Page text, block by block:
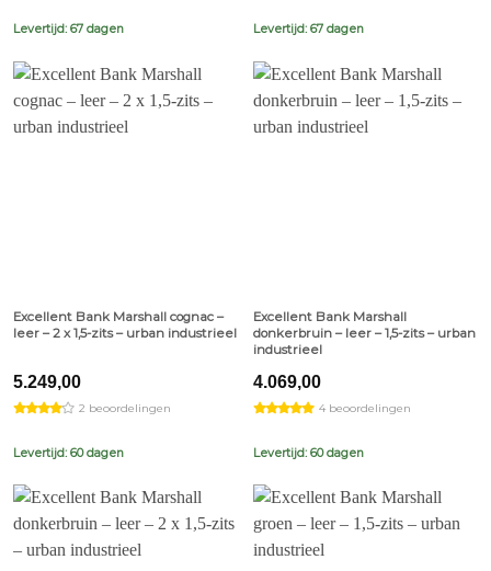
Levertijd: 67 dagen Levertijd: 67 dagen
Excellent Bank Marshall cognac –
leer – 2 x 1,5-zits – urban industrieel
5.249,00
2 beoordelingen
Levertijd: 60 dagen
Excellent Bank Marshall
donkerbruin – leer – 1,5-zits – urban
industrieel
4.069,00
4 beoordelingen
Levertijd: 60 dagen